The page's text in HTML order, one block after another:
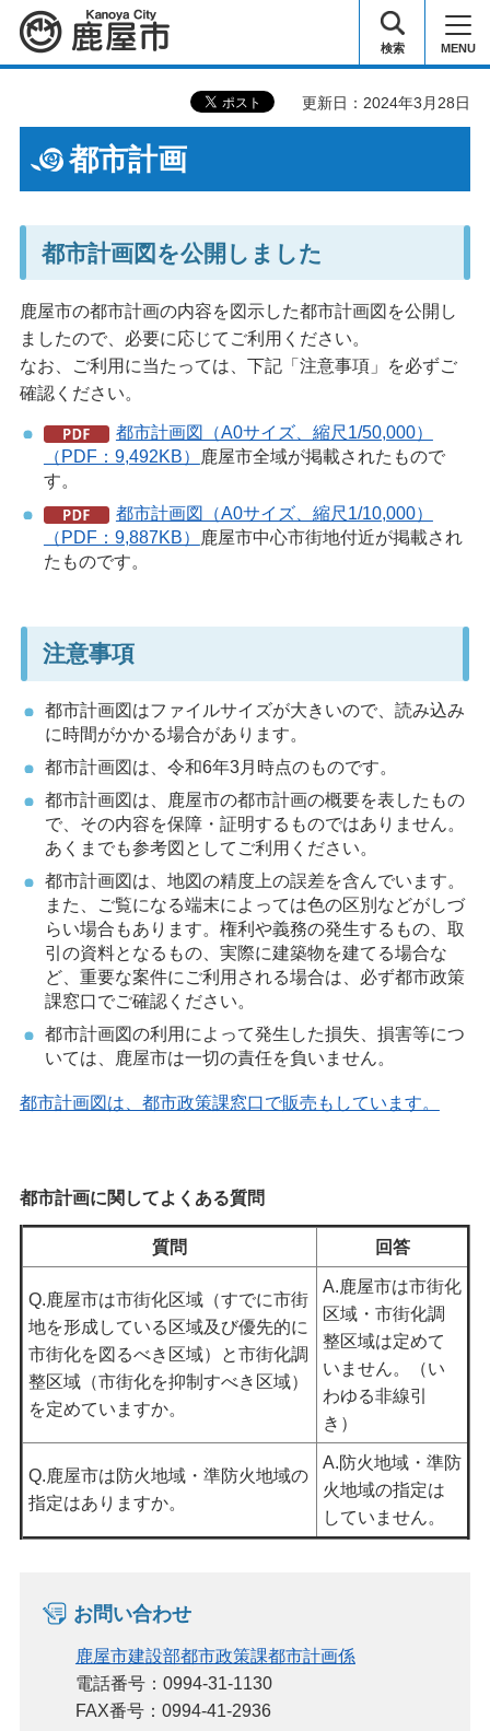
鹿屋市 検索 MENU
更新日：2024年3月28日
都市計画
都市計画図を公開しました
鹿屋市の都市計画の内容を図示した都市計画図を公開し
ましたので、必要に応じてご利用ください。
なお、ご利用に当たっては、下記「注意事項」を必ずご
確認ください。
都市計画図（A0サイズ、縮尺1/50,000）
（PDF：9,492KB）
鹿屋市全域が掲載されたもので
す。
都市計画図（A0サイズ、縮尺1/10,000）
（PDF：9,887KB）
鹿屋市中心市街地付近が掲載され
たものです。
注意事項
都市計画図はファイルサイズが大きいので、読み込み
に時間がかかる場合があります。
都市計画図は、令和6年3月時点のものです。
都市計画図は、鹿屋市の都市計画の概要を表したもの
で、その内容を保障・証明するものではありません。
あくまでも参考図としてご利用ください。
都市計画図は、地図の精度上の誤差を含んでいます。
また、ご覧になる端末によっては色の区別などがしづ
らい場合もあります。権利や義務の発生するもの、取
引の資料となるもの、実際に建築物を建てる場合な
ど、重要な案件にご利用される場合は、必ず都市政策
課窓口でご確認ください。
都市計画図の利用によって発生した損失、損害等につ
いては、鹿屋市は一切の責任を負いません。
都市計画図は、都市政策課窓口で販売もしています。
都市計画に関してよくある質問
質問 回答
Q.鹿屋市は市街化区域（すでに市街
地を形成している区域及び優先的に
市街化を図るべき区域）と市街化調
整区域（市街化を抑制すべき区域）
を定めていますか。
A.鹿屋市は市街化
区域・市街化調
整区域は定めて
いません。（い
わゆる非線引
き）
Q.鹿屋市は防火地域・準防火地域の
指定はありますか。
A.防火地域・準防
火地域の指定は
していません。
お問い合わせ
鹿屋市建設部都市政策課都市計画係
電話番号：0994-31-1130
FAX番号：0994-41-2936